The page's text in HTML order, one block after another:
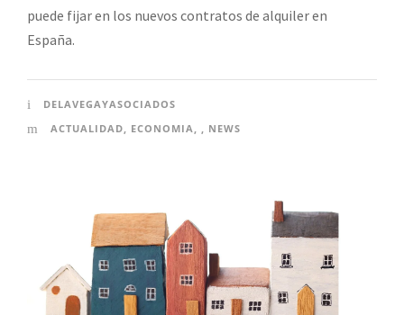
puede fijar en los nuevos contratos de alquiler en
España.
DELAVEGAYASOCIADOS
ACTUALIDAD
ECONOMIA NEWS